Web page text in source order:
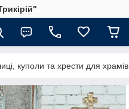
куполи та хрести для храмів